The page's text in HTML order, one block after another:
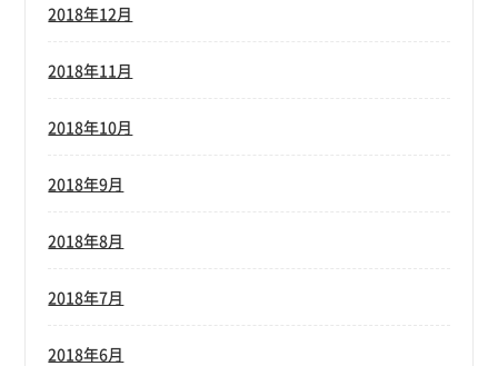
2018年12月
2018年11月
2018年10月
2018年9月
2018年8月
2018年7月
2018年6月